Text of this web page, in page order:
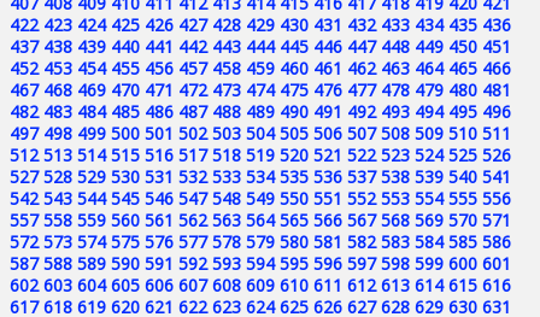
422 423 424 425 426 427 428 429 430 431 432 433 434 435 436
437 438 439 440 441 442 443 444 445 446 447 448 449 450 451
452 453 454 455 456 457 458 459 460 461 462 463 464 465 466
467 468 469 470 471 472 473 474 475 476 477 478 479 480 481
482 483 484 485 486 487 488 489 490 491 492 493 494 495 496
497 498 499 500 501 502 503 504 505 506 507 508 509 510 511
512 513 514 515 516 517 518 519 520 521 522 523 524 525 526
527 528 529 530 531 532 533 534 535 536 537 538 539 540 541
542 543 544 545 546 547 548 549 550 551 552 553 554 555 556
557 558 559 560 561 562 563 564 565 566 567 568 569 570 571
572 573 574 575 576 577 578 579 580 581 582 583 584 585 586
587 588 589 590 591 592 593 594 595 596 597 598 599 600 601
602 603 604 605 606 607 608 609 610 611 612 613 614 615 616
617 618 619 620 621 622 623 624 625 626 627 628 629 630 631